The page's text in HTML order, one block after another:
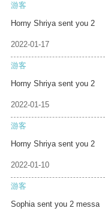
游客
Horny Shriya sent you 2
2022-01-17
游客
Horny Shriya sent you 2
2022-01-15
游客
Horny Shriya sent you 2
2022-01-10
游客
Sophia sent you 2 messa